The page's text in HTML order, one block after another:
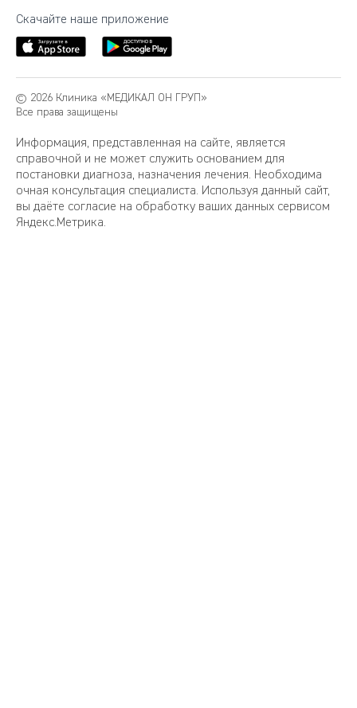
Скачайте наше приложение
© 2026 Клиника «МЕДИКАЛ ОН ГРУП»
Все права защищены
Информация, представленная на сайте, является
справочной и не может служить основанием для
постановки диагноза, назначения лечения. Необходима
очная консультация специалиста. Используя данный сайт,
вы даёте согласие на обработку ваших данных сервисом
Яндекс.Метрика.